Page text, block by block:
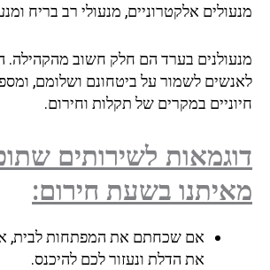
מנעולים אלקטרוניים, מנעולי רב בריח
מנעולנים בערד הם חלק חשוב מהקהילה.
לאנשים לשמור על ביטחונם ושלומם,
חיוניים במקרים של תקלות וחירום.
דוגמאות לשירותים
מאיתנו בשעת חירום:
אם שכחתם את המפתחות לבית,
את הדלת ונעזור לכם להיכנס.